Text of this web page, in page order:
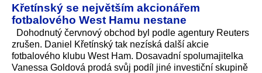
Křetínský se největším akcionářem
fotbalového West Hamu nestane
Dohodnutý červnový obchod byl podle agentury Reuters
zrušen. Daniel Křetínský tak nezíská další akcie
fotbalového klubu West Ham. Dosavadní spolumajitelka
Vanessa Goldová prodá svůj podíl jiné investiční skupině